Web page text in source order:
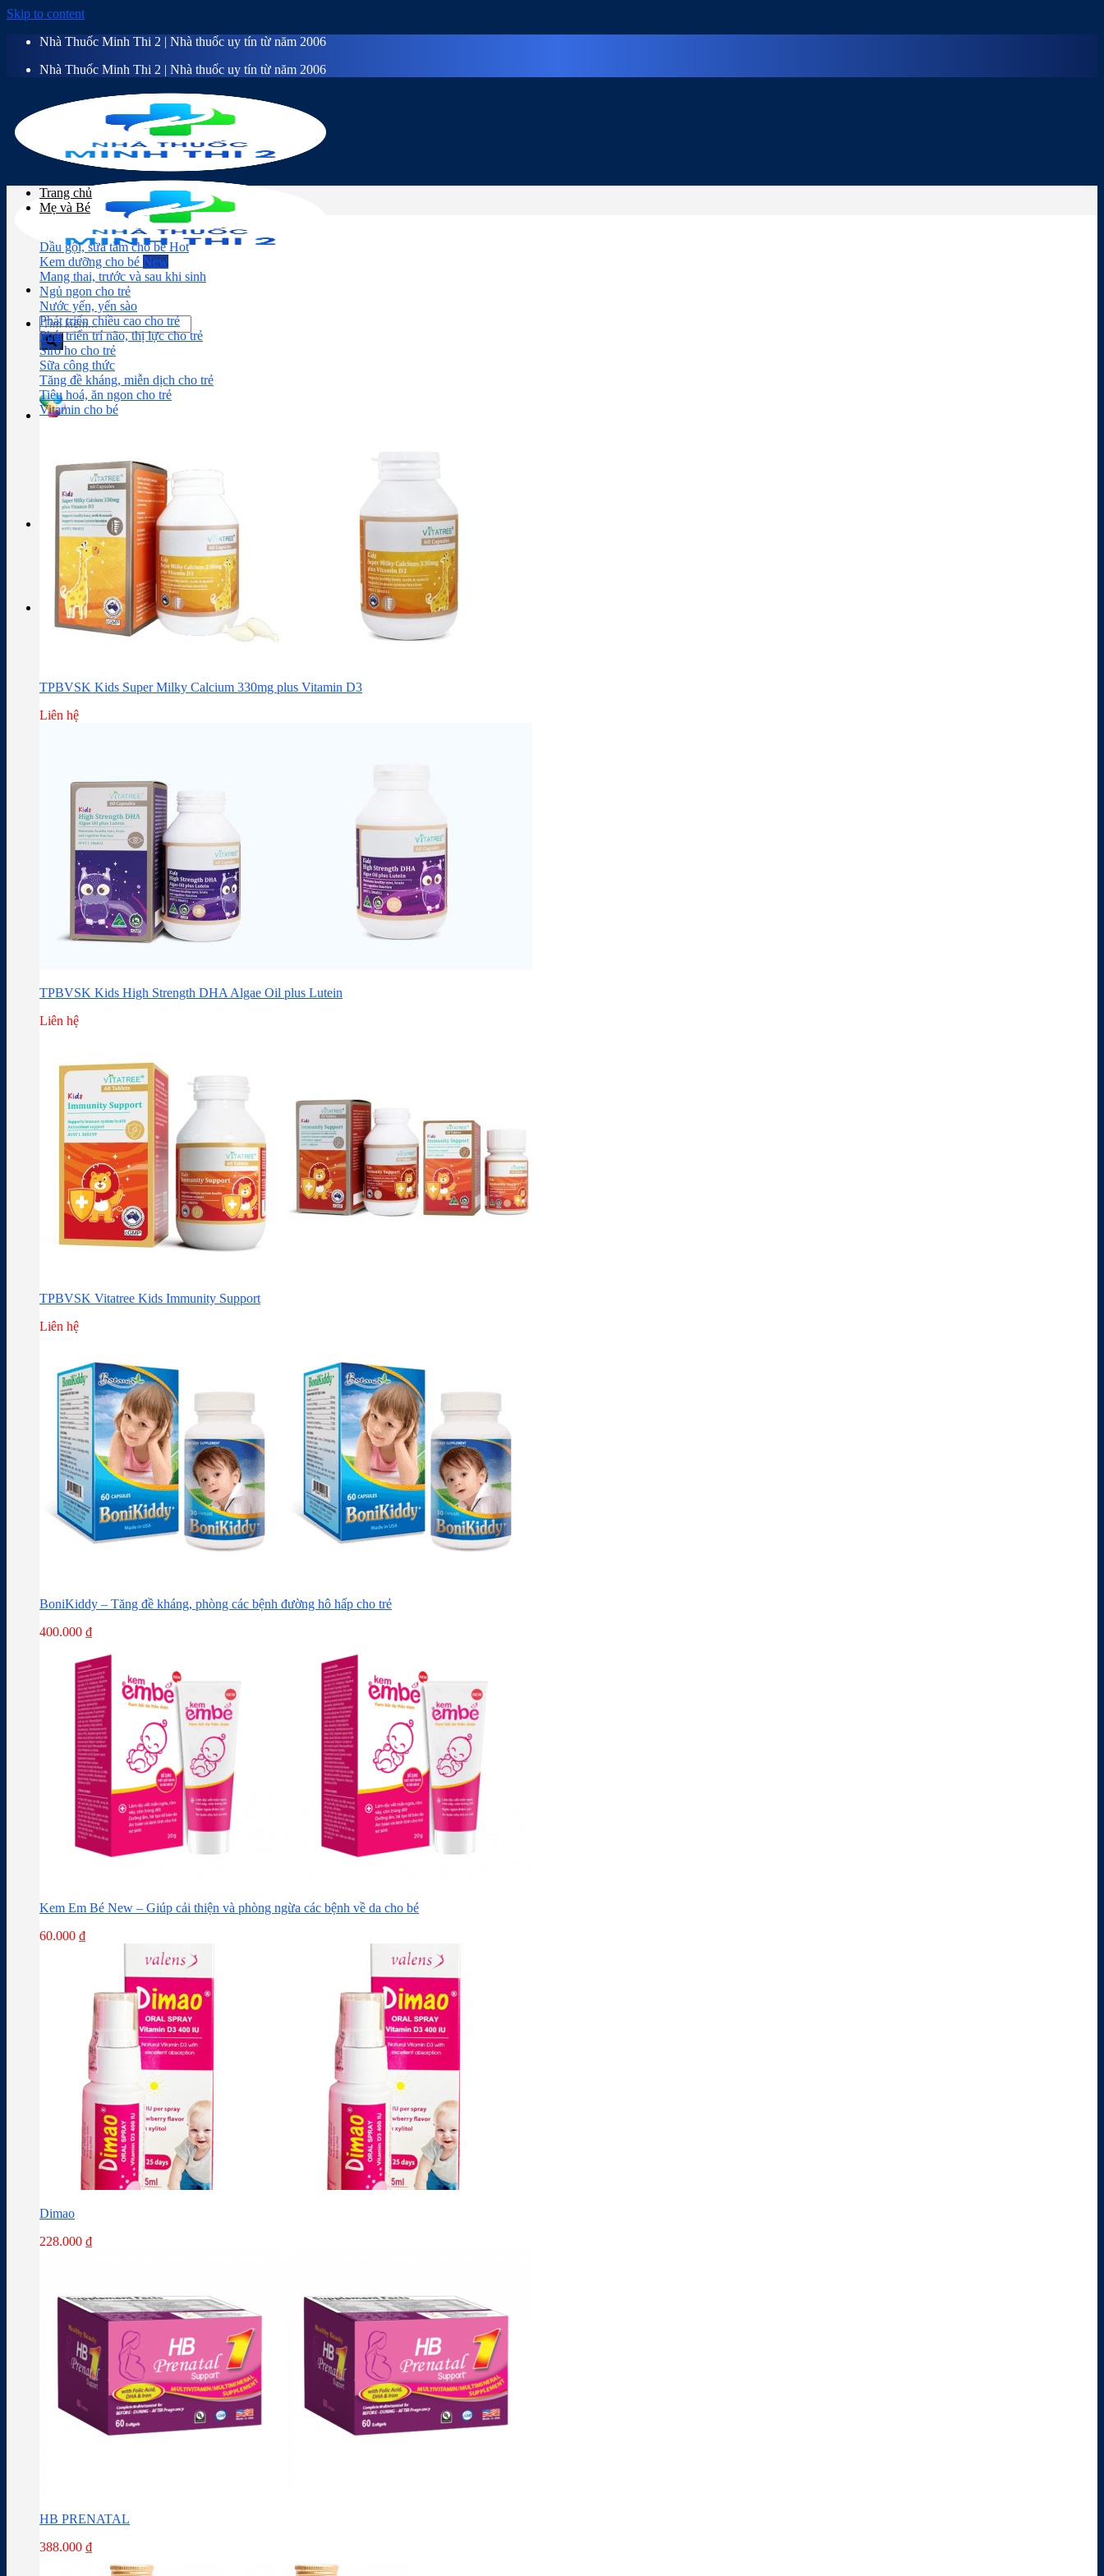
Skip to content
Nhà Thuốc Minh Thi 2 | Nhà thuốc uy tín từ năm 2006
Nhà Thuốc Minh Thi 2 | Nhà thuốc uy tín từ năm 2006
Sữa công thức Đồ dùng cho bé
Thành phần thuốc
Giỏ hàng
Giỏ hàng
Chưa có sản phẩm trong giỏ hàng.
Trang chủ
Mẹ và Bé
Dầu gội, sữa tắm cho bé
Kem dưỡng cho bé
Mang thai, trước và sau khi sinh
Ngủ ngon cho trẻ
Nước yến, yến sào
Phát triển chiều cao cho trẻ
Phát triển trí não, thị lực cho trẻ
Siro ho cho trẻ
Sữa công thức
Tăng đề kháng, miễn dịch cho trẻ
Tiêu hoá, ăn ngon cho trẻ
Vitamin cho bé
TPBVSK Kids Super Milky Calcium 330mg plus Vitamin D3
Liên hệ
TPBVSK Kids High Strength DHA Algae Oil plus Lutein
Liên hệ
TPBVSK Vitatree Kids Immunity Support
Liên hệ
BoniKiddy – Tăng đề kháng, phòng các bệnh đường hô hấp cho trẻ
400.000 ₫
Kem Em Bé New – Giúp cải thiện và phòng ngừa các bệnh về da cho bé
60.000 ₫
Dimao
228.000 ₫
HB PRENATAL
388.000 ₫